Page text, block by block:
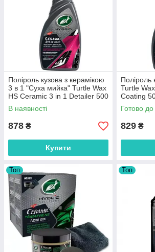
Поліроль кузова з керамікою
3 в 1 "Суха мийка" Turtle Wax
HS Ceramic 3 in 1 Detailer 500
мл
В наявності
878 ₴
Купити
Поліроль
Turtle
Coating
Готово до
829 ₴
Топ Топ